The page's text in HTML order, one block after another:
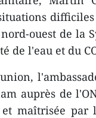
ouest de la
de l'eau et du
auprès de
maîtrisée par